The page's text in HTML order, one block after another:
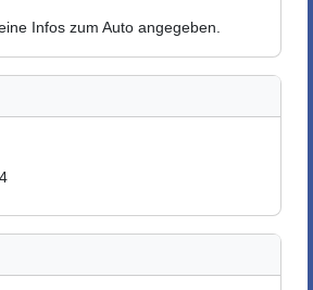
Infos zum Auto angegeben.